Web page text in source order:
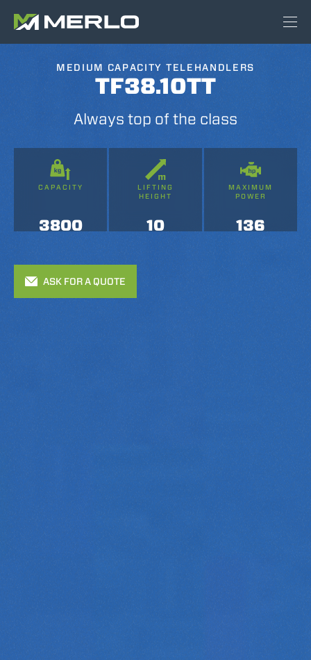
MEDIUM CAPACITY TELEHANDLERS
TF38.10TT
Always top of the class
CAPACITY
3800
LIFTING
HEIGHT
10
MAXIMUM
POWER
136
ASK FOR A QUOTE